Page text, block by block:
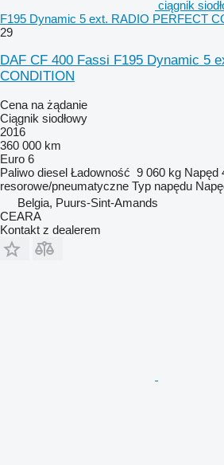
ciągnik
F195 Dynamic 5 ext. RADIO PERFECT
29
DAF CF 400 Fassi F195 Dynamic 5
CONDITION
Cena na żądanie
Ciągnik siodłowy
2016
360 000 km
Euro 6
Paliwo diesel Ładowność 9 060 kg Napęd
resorowe/pneumatyczne Typ napędu
Belgia, Puurs-Sint-Amands
CEARA
Kontakt z dealerem